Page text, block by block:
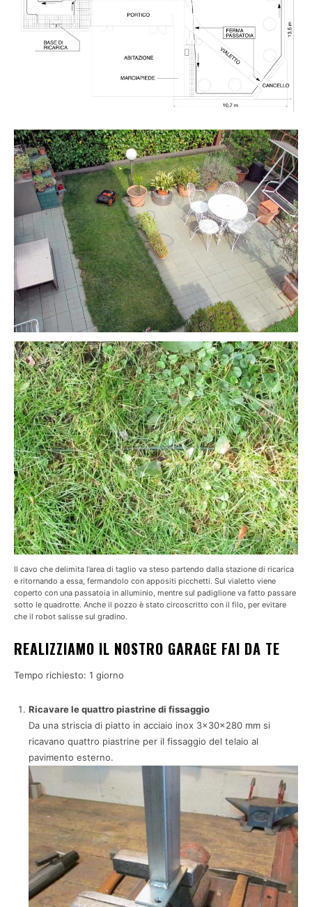
Il cavo che delimita l’area di taglio va steso partendo dalla stazione di ricarica
e ritornando a essa, fermandolo con appositi picchetti. Sul vialetto viene
coperto con una passatoia in alluminio, mentre sul padiglione va fatto passare
sotto le quadrotte. Anche il pozzo è stato circoscritto con il filo, per evitare
che il robot salisse sul gradino.
REALIZZIAMO IL NOSTRO GARAGE FAI DA TE
Tempo richiesto: 1 giorno
Ricavare le quattro piastrine di fissaggio
Da una striscia di piatto in acciaio inox 3x30x280 mm si
ricavano quattro piastrine per il fissaggio del telaio al
pavimento esterno.